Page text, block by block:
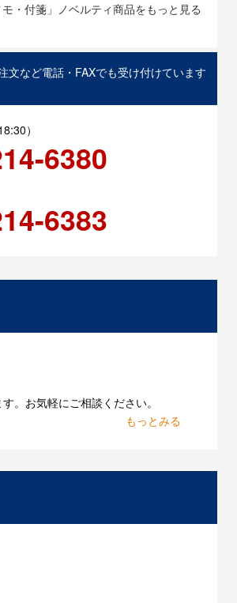
モ・付箋」ノベルティ商品をもっと見る
文など電話・FAXでも受け付けています
）
6380
6383
。お気軽にご相談ください。